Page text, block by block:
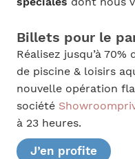
Billets pour le
Réalisez jusqu’à 70%
de piscine & loisirs
nouvelle opération
société
à 23 heures.
J’en profite